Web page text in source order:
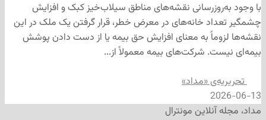
نقشه‌های مناطق سیلاب‌خیز کبک و افزایش
خانه‌های در معرض خطر، قرار گرفتن یک ملک در این
به معنای افزایش حق بیمه یا از دست دادن پوشش
شرکت‌های بیمه معمولاً از...
«مداد»
مونترال